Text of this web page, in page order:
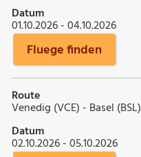
Datum
01.10.2026 - 04.10.2026
Fluege finden
Route
Venedig (VCE) - Basel (BSL)
Datum
02.10.2026 - 05.10.2026